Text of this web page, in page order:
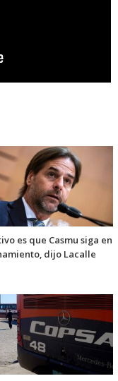
es que Casmu siga en
dijo Lacalle